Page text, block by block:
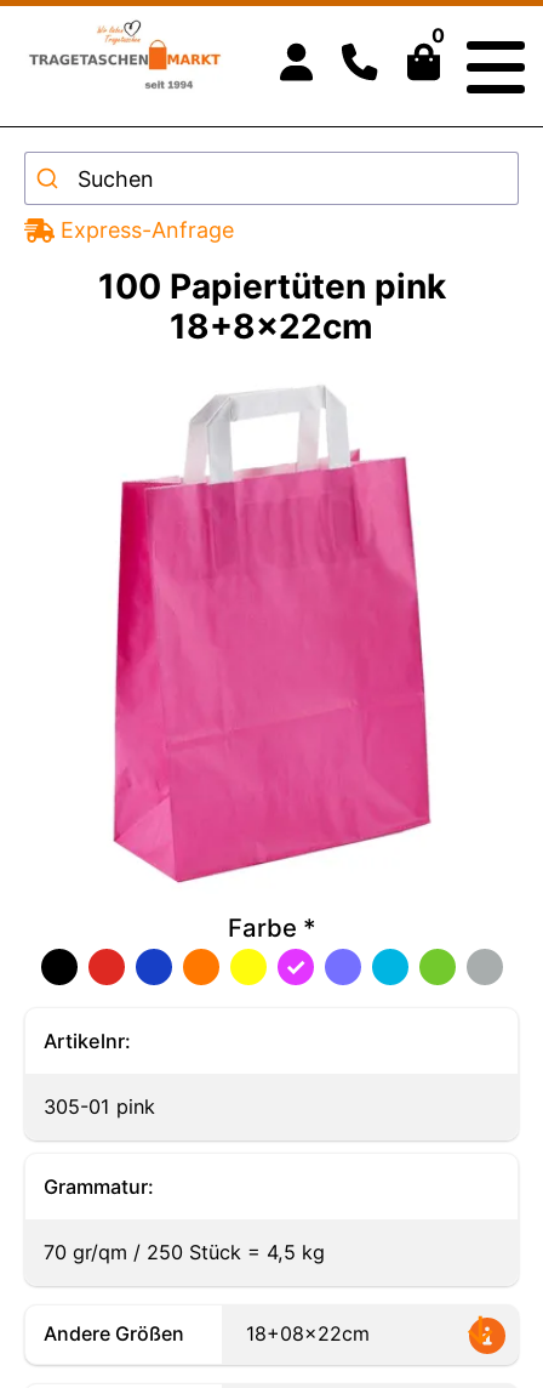
0
Suchen
Express-Anfrage
100 Papiertüten pink
18+8x22cm
Farbe *
Artikelnr:
305-01 pink
Grammatur:
70 gr/qm / 250 Stück = 4,5 kg
Andere Größen